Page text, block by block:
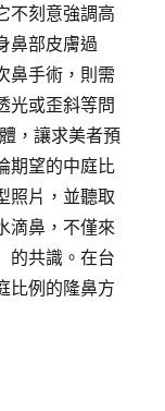
不刻意強調高
鼻部皮膚過
鼻手術，則需
光或歪斜等問
，讓求美者預
期望的中庭比
照片，並聽取
滴鼻，不僅來
的共識。在台
比例的隆鼻方